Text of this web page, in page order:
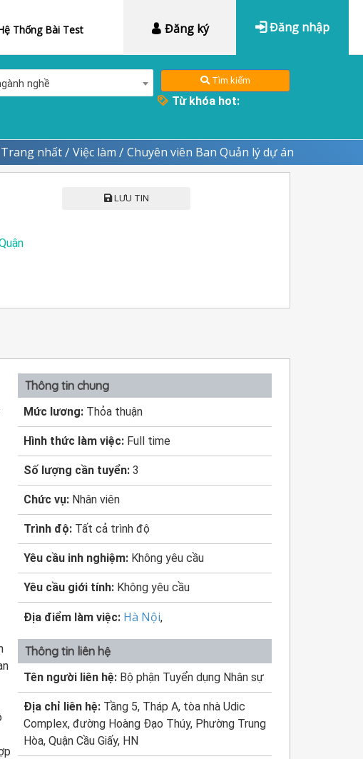
Đăng ký Đăng nhập
Thống Bài Test
nghề Tìm kiếm
Từ khóa hot:
Trang nhất / Việc làm / Chuyên viên Ban Quản lý dự án
LƯU TIN
Thông tin chung
Mức lương: Thỏa thuận
Hình thức làm việc: Full time
Số lượng cần tuyển: 3
Chức vụ: Nhân viên
Trình độ: Tất cả trình độ
Yêu cầu inh nghiệm: Không yêu cầu
Yêu cầu giới tính: Không yêu cầu
Địa điểm làm việc: Hà Nội,
Thông tin liên hệ
Tên người liên hệ: Bộ phận Tuyển dụng Nhân sự
Địa chỉ liên hệ: Tầng 5, Tháp A, tòa nhà Udic
Complex, đường Hoàng Đạo Thúy, Phường Trung
Hòa, Quận Cầu Giấy, HN